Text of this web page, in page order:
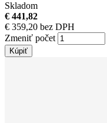
Skladom
€ 441,82
€ 359,20 bez DPH
Zmeniť počet
Kúpiť